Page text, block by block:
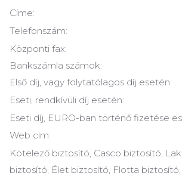
Címe:
Telefonszám:
Központi fax:
Bankszámla számok:
Első díj, vagy folytatólagos díj esetén:
Eseti, rendkívüli díj esetén:
Eseti díj, EURO-ban történő fizetése
Web cim:
Kötelező biztosító, Casco biztosító,
biztosító, Élet biztosító, Flotta